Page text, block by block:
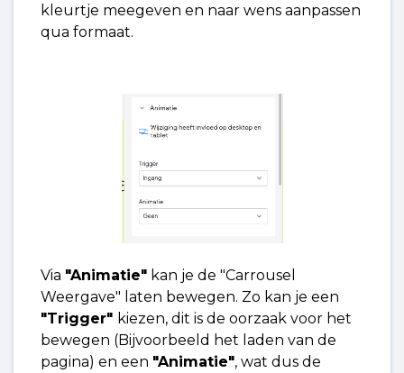
kleurtje meegeven en naar wens aanpassen
qua formaat.
Via "Animatie" kan je de "Carrousel
Weergave" laten bewegen. Zo kan je een
"Trigger" kiezen, dit is de oorzaak voor het
bewegen (Bijvoorbeeld het laden van de
pagina) en een "Animatie", wat dus de